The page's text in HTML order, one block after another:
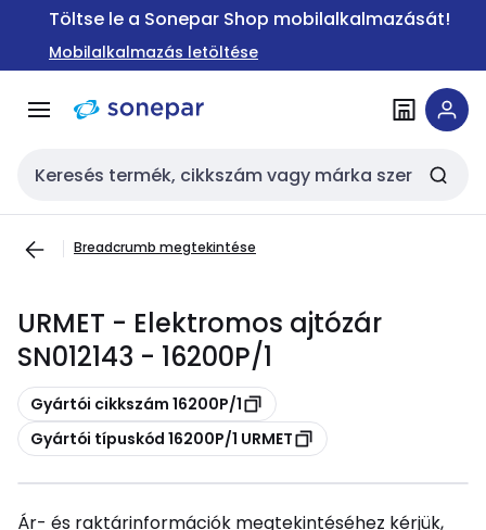
Ugrás a
Ugrás a
tartalomra
Töltse le a Sonepar Shop mobilalkalmazását!
Mobilalkalmazás letöltése
Keresési bemenet
Breadcrumb megtekintése
URMET - Elektromos ajtózár
SN012143 - 16200P/1
Másolás
Gyártói cikkszám 16200P/1
Másolás
Gyártói típuskód 16200P/1 URMET
Ár- és raktárinformációk megtekintéséhez kérjük,